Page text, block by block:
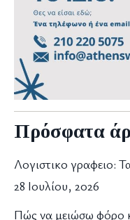
Πρόσφατα
Λογιστικο γραφειο:
28 Ιουλίου, 2026
Πώς να μειώσω φόρο